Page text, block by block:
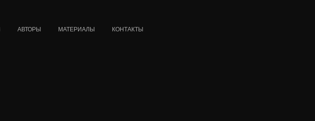
АВТОРЫ МАТЕРИАЛЫ КОНТАКТЫ